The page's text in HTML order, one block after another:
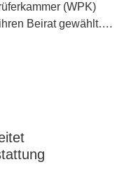
(WPK)
Beirat gewählt….